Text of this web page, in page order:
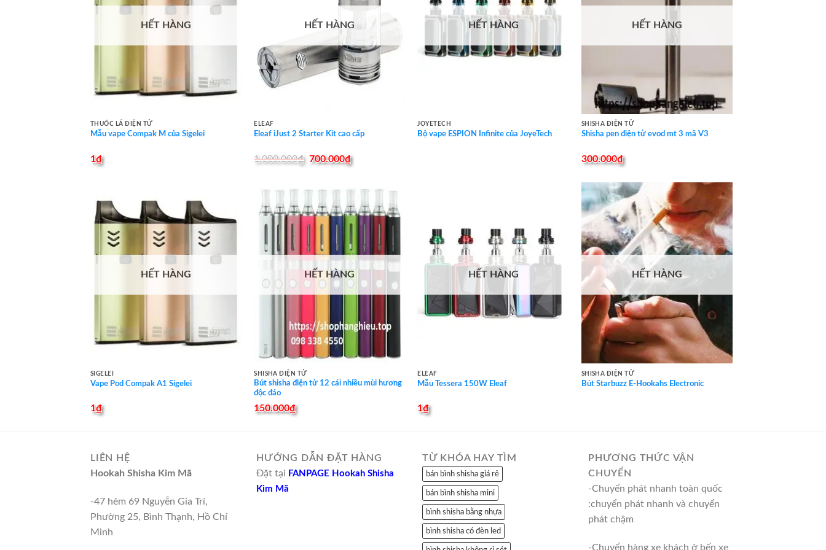
HẾT HÀNG
THUỐC LÁ ĐIỆN TỬ
Mẫu vape Compak M của Sigelei
1₫
HẾT HÀNG
ELEAF
Eleaf iJust 2 Starter Kit cao cấp
1.000.000₫ Original
price
1.000.000₫.
700.000₫Current
price
700.000₫.
HẾT HÀNG
JOYETECH
Bộ vape ESPION Infinite của JoyeTech
HẾT HÀNG
SHISHA ĐIỆN TỬ
Shisha pen điện tử evod mt 3 mã V3
300.000₫
HẾT HÀNG
SIGELEI
Vape Pod Compak A1 Sigelei
1₫
HẾT HÀNG
SHISHA ĐIỆN TỬ
Bút shisha điện tử 12 cái nhiều mùi hương
độc đáo
150.000₫
HẾT HÀNG
ELEAF
Mẫu Tessera 150W Eleaf
1₫
HẾT HÀNG
SHISHA ĐIỆN TỬ
Bút Starbuzz E-Hookahs Electronic
LIÊN HỆ
Hookah Shisha Kim Mã
-47 hẻm 69 Nguyễn Gia Trí,
Phường 25, Bình Thạnh, Hồ Chí
Minh
HƯỚNG DẪN ĐẶT HÀNG
Đặt tại FANPAGE Hookah Shisha
Kim Mã
TỪ KHÓA HAY TÌM
bán bình shisha giá rẻ
bán bình shisha mini
bình shisha bằng nhựa
bình shisha có đèn led
PHƯƠNG THỨC VẬN
CHUYỂN
-Chuyển phát nhanh toàn quốc
:chuyển phát nhanh và chuyển
phát chậm
-Chuyển hàng xe khách ở bến xe